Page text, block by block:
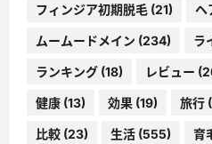
フィンジア初期脱毛 (21) ヘ
ムームードメイン (234) ラ
ランキング (18) レビュー
健康 (13) 効果 (19) 旅行
比較 (23) 生活 (555) 育